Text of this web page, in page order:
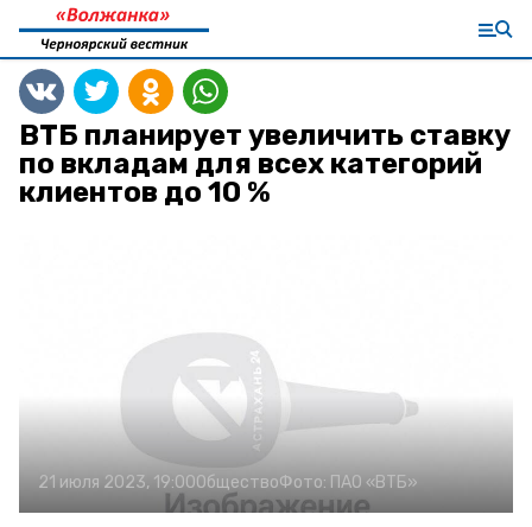
ВТБ планирует увеличить ставку
по вкладам для всех категорий
клиентов до 10 %
21 июля 2023, 19:00ОбществоФото: ПАО «ВТБ»